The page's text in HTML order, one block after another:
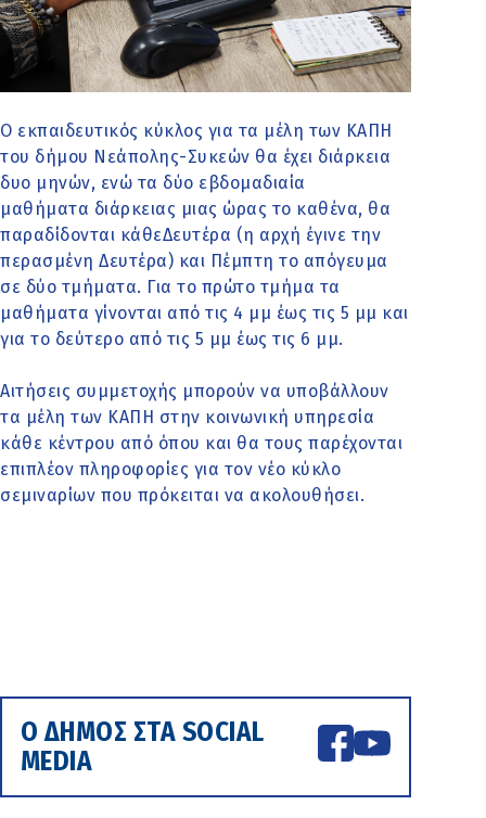
Ο εκπαιδευτικός κύκλος για τα μέλη των ΚΑΠΗ
του δήμου Νεάπολης-Συκεών θα έχει διάρκεια
δυο μηνών, ενώ τα δύο εβδομαδιαία
μαθήματα διάρκειας μιας ώρας το καθένα, θα
παραδίδονται κάθεΔευτέρα (η αρχή έγινε την
περασμένη Δευτέρα) και Πέμπτη το απόγευμα
σε δύο τμήματα. Για το πρώτο τμήμα τα
μαθήματα γίνονται από τις 4 μμ έως τις 5 μμ και
για το δεύτερο από τις 5 μμ έως τις 6 μμ.
Αιτήσεις συμμετοχής μπορούν να υποβάλλουν
τα μέλη των ΚΑΠΗ στην κοινωνική υπηρεσία
κάθε κέντρου από όπου και θα τους παρέχονται
επιπλέον πληροφορίες για τον νέο κύκλο
σεμιναρίων που πρόκειται να ακολουθήσει.
Ο ΔΗΜΟΣ ΣΤΑ SOCIAL
MEDIA